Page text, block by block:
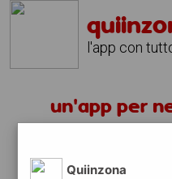
l'app con
un'app per
Quiinzona